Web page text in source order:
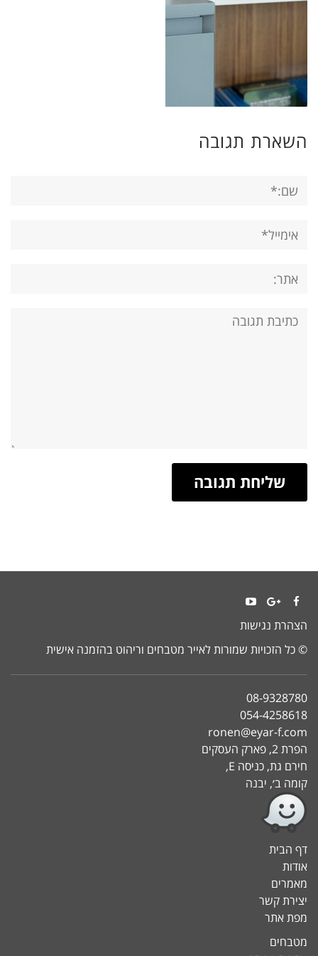
השארת תגובה
תגובה:
Facebook
Google+
YouTubeהצהרת נגישות
© כל הזכויות שמורות לאייר מטבחים וריהוט בהזמנה אישית
08-9328780
054-4258618
ronen@eyar-f.com
הפרת 2, פארק העסקים
חירם גת, כניסה E,
קומה ב׳, יבנה
דף הבית
אודות
מאמרים
יצירת קשר
מפת אתר
מטבחים